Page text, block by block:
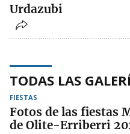
Urdazubi
TODAS LAS
FIESTAS
Fotos de las fiestas
de Olite-Erriberri